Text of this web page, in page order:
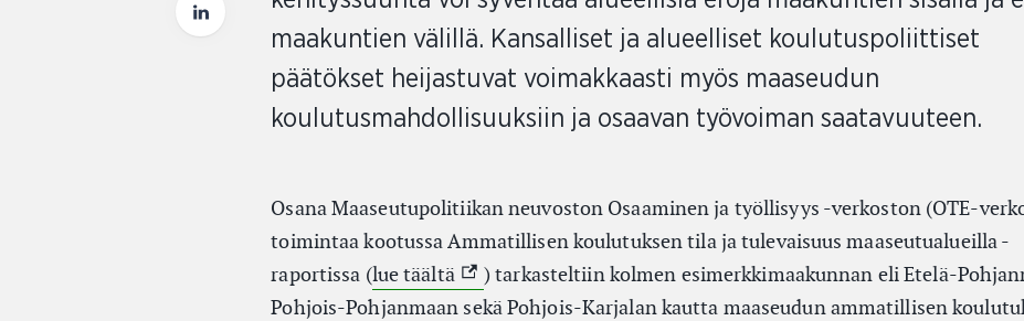
maakuntien välillä. Kansalliset ja alueelliset koulutuspoliittiset
päätökset heijastuvat voimakkaasti myös maaseudun
koulutusmahdollisuuksiin ja osaavan työvoiman saatavuuteen.
Osana Maaseutupolitiikan neuvoston Osaaminen ja työllisyys -verkoston (OTE-
toimintaa kootussa Ammatillisen koulutuksen tila ja tulevaisuus maaseutualueilla -
raportissa (lue täältä (External link)
) tarkasteltiin kolmen esimerkkimaakunnan eli Etelä-
Pohjois-Pohjanmaan sekä Pohjois-Karjalan kautta maaseudun ammatillisen